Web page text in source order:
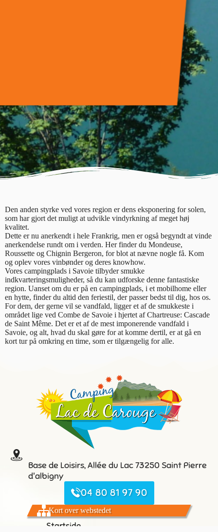
Den anden styrke ved vores region er dens eksponering for solen,
som har gjort det muligt at udvikle vindyrkning af meget høj
kvalitet.
Dette er nu anerkendt i hele Frankrig, men er også begyndt at vinde
anerkendelse rundt om i verden. Her finder du Mondeuse,
Roussette og Chignin Bergeron, for blot at nævne nogle få. Kom
og oplev vores vinbønder og deres knowhow.
Vores campingplads i Savoie tilbyder smukke
indkvarteringsmuligheder, så du kan udforske denne fantastiske
region. Uanset om du er på en campingplads, i et mobilhome eller
en hytte, finder du altid den feriestil, der passer bedst til dig, hos os.
For dem, der gerne vil se vandfald, ligger et af de smukkeste i
området lige ved Combe de Savoie i hjertet af Chartreuse: Cascade
de Saint Même. Det er et af de mest imponerende vandfald i
Savoie, og alt, hvad du skal gøre for at komme dertil, er at gå en
kort tur på omkring en time, som er tilgængelig for alle.
Base de Loisirs, Allée du Lac 73250 Saint Pierre
d'albigny
04 80 81 97 90
Kort over webstedet
Startside